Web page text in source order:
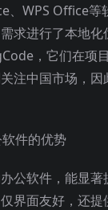
WPS Office等
求进行了本地化
，它们在项
注中国市场，
件的优势
公软件，能显著
界面友好，还提